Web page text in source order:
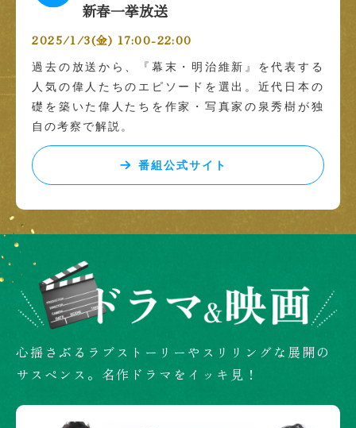
新春一挙放送
2025/1/3(金) 17:00-22:00
過去の放送から、『幕末・明治維新』を代表する
人気の偉人たちのエピソードを選出。近代日本の
礎を築いた偉人たちを作家・写真家の泉秀樹が独
自の考察で解説。
番組公式サイト
心揺さぶるラブストーリーやスリリングな展開の
サスペンス。名作ドラマをイッキ見！